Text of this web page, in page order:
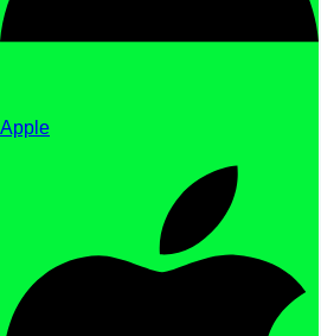
Apple